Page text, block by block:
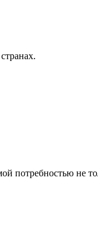
потребностью не